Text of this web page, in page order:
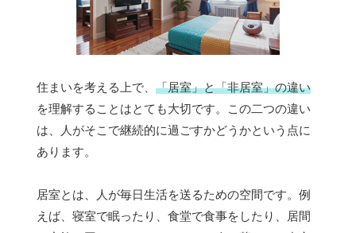
住まいを考える上で、 「居室」と「非居室」の違い
を理解することはとても大切です。この二つの違い
は、人がそこで継続的に過ごすかどうかという点に
あります。
居室とは、人が毎日生活を送るための空間です。例
えば、寝室で眠ったり、食堂で食事をしたり、居間